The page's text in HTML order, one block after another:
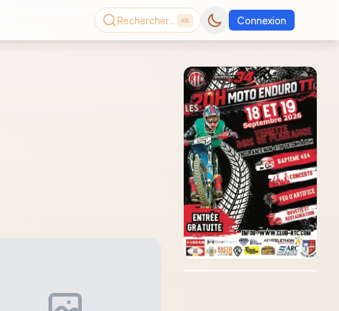
Rechercher… ⌘K Connexion
Consultez le dernier
magazine en ligne
Août2026